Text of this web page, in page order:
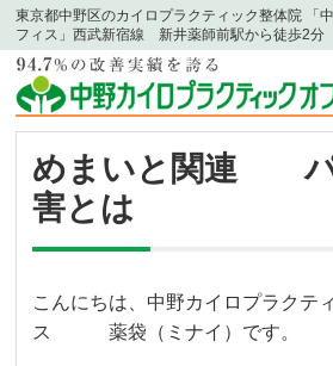
東京都中野区のカイロプラクティック整体院 「
フィス」西武新宿線 新井薬師前駅から徒歩2分
めまいと関連 パ
害とは
こんにちは、中野カイロプラクテ
ス 薬袋（ミナイ）です。